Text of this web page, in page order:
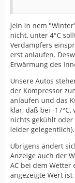
Jein in nem
nicht, unter 4°C
Verdampfers
erst anlaufen.
Erwärmung des
Unsere Autos
der Kompressor
anlaufen und das
klar, daß bei -
nichts gekühlt
leider gelegentlich).
Übrigens ändert
Anzeige auch der
AC bei dem Wetter
angezeigte Wert